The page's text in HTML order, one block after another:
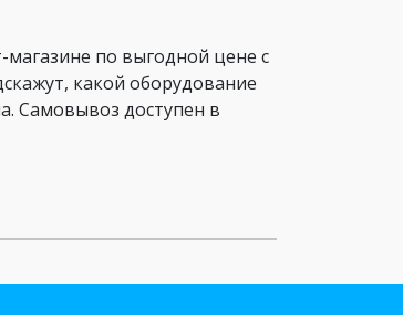
по выгодной цене с
какой оборудование
Самовывоз доступен в